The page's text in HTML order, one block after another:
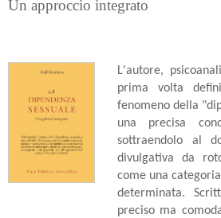
Un approccio integrato
L'autore,
prima volta
fenomeno della
una precisa
sottraendolo al
divulgativa da
come una
determinata.
preciso ma